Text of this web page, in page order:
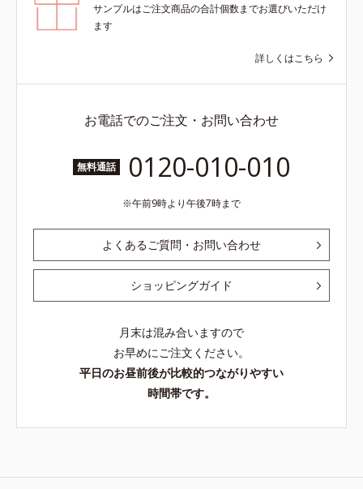
サンプルはご注文商品の合計個数までお選びいただけ
ます
詳しくはこちら
お電話でのご注文・お問い合わせ
無料通話 0120-010-010
午前9時より午後7時まで
よくあるご質問・お問い合わせ
ショッピングガイド
月末は混み合いますので
お早めにご注文ください。
平日のお昼前後が比較的つながりやすい
時間帯です。